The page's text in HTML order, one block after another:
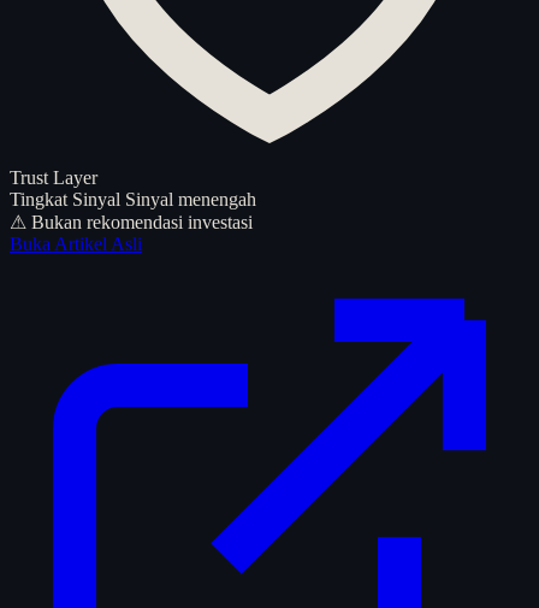
Trust Layer
Tingkat Sinyal Sinyal menengah
⚠ Bukan rekomendasi investasi
Buka Artikel Asli